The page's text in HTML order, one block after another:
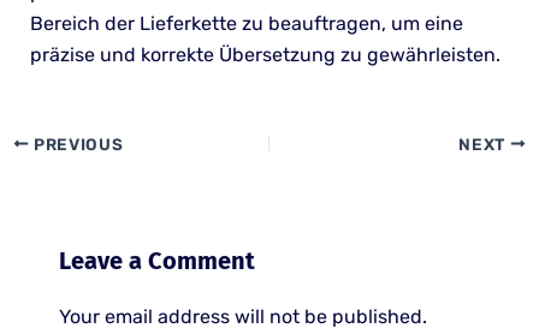
Bereich der Lieferkette zu beauftragen, um eine
präzise und korrekte Übersetzung zu gewährleisten.
PREVIOUS NEXT
Leave a Comment
Your email address will not be published.